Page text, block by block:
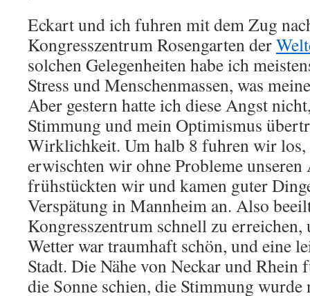
Eckart und ich fuhren mit dem Zug
Kongresszentrum Rosengarten der
solchen Gelegenheiten habe ich
Stress und Menschenmassen, was
Aber gestern hatte ich diese Angst
Stimmung und mein Optimismus
Wirklichkeit. Um halb 8 fuhren wir
erwischten wir ohne Probleme
frühstückten wir und kamen guter
Verspätung in Mannheim an. Also
Kongresszentrum schnell zu erreichen,
Wetter war traumhaft schön, und eine
Stadt. Die Nähe von Neckar und
die Sonne schien, die Stimmung wurde